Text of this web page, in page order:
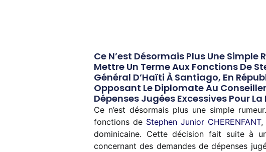
Ce N’est Désormais Plus Une
Mettre Un Terme Aux Fonctions De
Général D’Haïti À Santiago, En
Opposant Le Diplomate Au
Dépenses Jugées Excessives Pour La
Ce n’est désormais plus une simple
fonctions de Stephen Junior CHERENFANT,
dominicaine. Cette décision fait suite à
concernant des demandes de dépenses